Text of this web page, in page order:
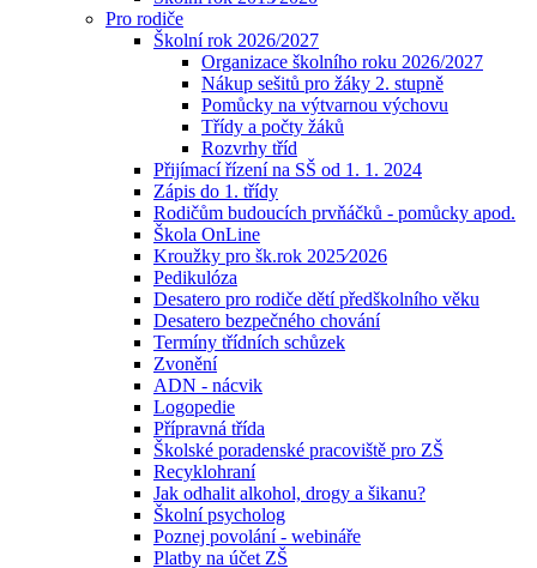
Pro rodiče
Školní rok 2026/2027
Organizace školního roku 2026/2027
Nákup sešitů pro žáky 2. stupně
Pomůcky na výtvarnou výchovu
Třídy a počty žáků
Rozvrhy tříd
Přijímací řízení na SŠ od 1. 1. 2024
Zápis do 1. třídy
Rodičům budoucích prvňáčků - pomůcky apod.
Škola OnLine
Kroužky pro šk.rok 2025⁄2026
Pedikulóza
Desatero pro rodiče dětí předškolního věku
Desatero bezpečného chování
Termíny třídních schůzek
Zvonění
ADN - nácvik
Logopedie
Přípravná třída
Školské poradenské pracoviště pro ZŠ
Recyklohraní
Jak odhalit alkohol, drogy a šikanu?
Školní psycholog
Poznej povolání - webináře
Platby na účet ZŠ